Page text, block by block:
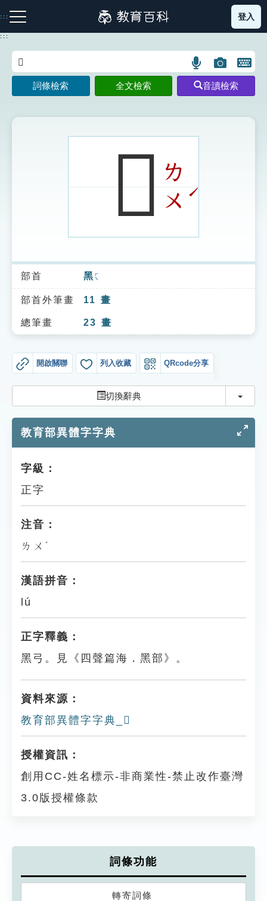
到
主
:::
注音索引圖示 筆畫索引圖示 部首索引表圖示
索引選單
知識索引
單字索引
貓頭鷹博士
登入
:::
語
言
搜
示
圖
片
搜
開
鍵
圖
詞條檢索 全文檢索 音讀檢索
𪒓ㄌ
ㄨˊ
部首 黑 ㄏㄟ
部首外筆畫 11 畫
總筆畫 23 畫
開啟關聯 列入收藏 QRcode分享
切換辭典 切換
教育部異體字字典
字級：
正字
注音：
ㄌㄨˊ
漢語拼音：
lú
正字釋義：
黑弓。見《四聲篇海．黑部》。
資料來源：
教育部異體字字典_𪒓
授權資訊：
創用CC-姓名標示-非商業性-禁止改作臺灣
3.0版授權條款
詞條功能
轉寄詞條